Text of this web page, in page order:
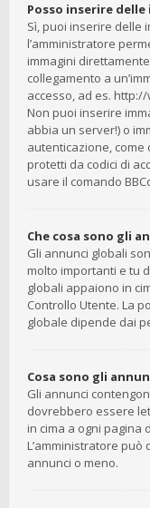
Posso inserire delle
Sì, puoi inserire delle
l’amministratore
immagini
collegamento a
accesso, ad es.
Non puoi inserire
abbia un server!) o
autenticazione, come
protetti da codici di
usare il comando
Che cosa sono gli
Gli annunci globali
molto importanti e tu
globali appaiono in
Controllo Utente. La
globale dipende dai
Cosa sono gli
Gli annunci
dovrebbero essere
in cima a ogni pagina
L’amministratore
annunci o meno.